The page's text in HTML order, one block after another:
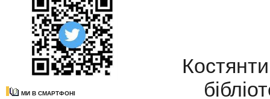
МИ В СМАРТФОНІ